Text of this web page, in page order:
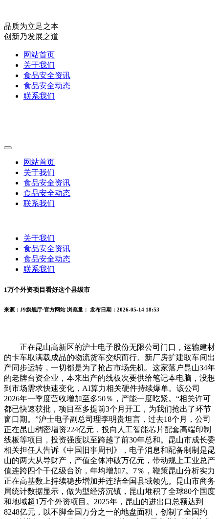
品质为立足之本
创新乃发展之道
网站首页
关于我们
食品安全资讯
食品安全动态
联系我们
网站首页
关于我们
食品安全资讯
食品安全动态
联系我们
关于我们
食品安全资讯
食品安全动态
联系我们
1万个外资项目看好这个县级市
来源：J9旗舰厅·官方网站 浏览量： 发布日期：2026-05-14 18:53
正在昆山高新区的沪士电子股份无限公司门口，运输建材
的卡车取满载成品的物流货车交织而行。新厂房扩建取车间出
产同步运转，一切都是为了抢占市场先机。这家落户昆山34年
的老牌台资企业，本来出产的线板次要供给笔记本电脑，没想
到市场需求快速变化，AI算力相关硬件持续爆单。该公司
2026年一季度营收增加至多50％，产能一度吃紧。“相关许可
都已快速获批，项目至多提前3个月开工，为我们抢出了环节
窗口期。”沪士电子副总司理李明贵坦言，过去18个月，公司
正在昆山稠密增资224亿元，投向人工智能芯片配套高端印制
线板等项目，投资强度以至跨越了前30年总和。昆山市成长委
相关担任人告诉《中国旧事周刊》，电子消息和配备制制是昆
山的两大从导财产，产值全体冲破万亿元，带动规上工业总产
值连跨四个千亿级台阶，年均增加7。7％，鞭策昆山分析实力
正在高基数上持续稳步增加并连结全国县域领先。昆山市商务
局统计数据显示，做为型经济沉镇，昆山堆积了全球80个国度
和地域超1万个外资项目。2025年，昆山的进出口总额达到
8248亿元，以不脚全国万分之一的地盘面积，创制了全国约